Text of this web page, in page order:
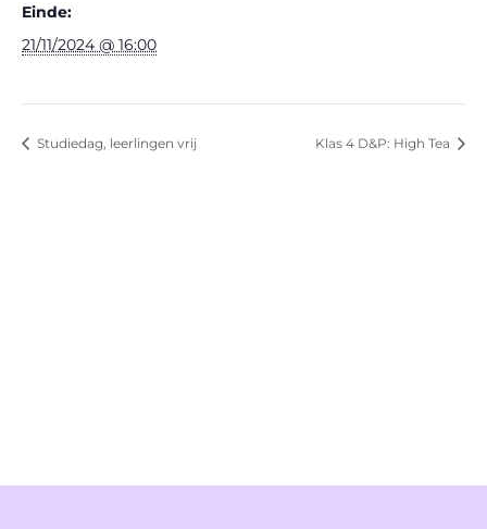
Einde:
21/11/2024 @ 16:00
Studiedag, leerlingen vrij Klas 4 D&P: High Tea